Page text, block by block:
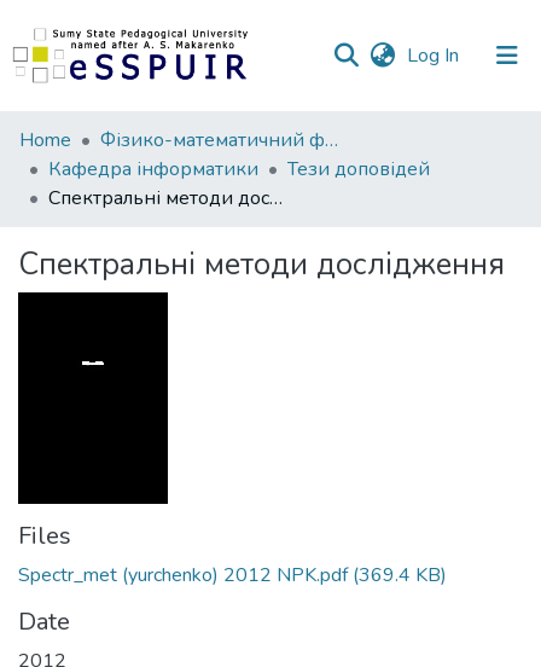
Log In (current)
Communities
&
Collections
Home
Фізико-математичний факультет
Кафедра інформатики
Тези доповідей
Спектральні методи дослідження
Спектральні методи дослідження
Files
Spectr_met (yurchenko) 2012 NPK.pdf(369.4 KB)
Date
2012